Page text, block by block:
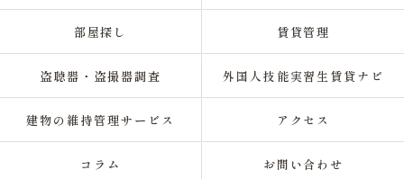
部屋探し 賃貸管理
盗聴器・盗撮器調査 外国人技能実習生賃貸ナビ
建物の維持管理サービス アクセス
コラム お問い合わせ